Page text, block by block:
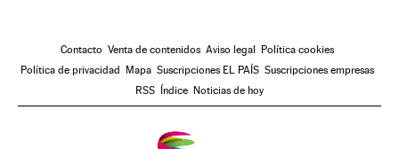
Contacto Venta de contenidos Aviso legal Política cookies
Política de privacidad Mapa Suscripciones EL PAÍS Suscripciones empresas
RSS Índice Noticias de hoy